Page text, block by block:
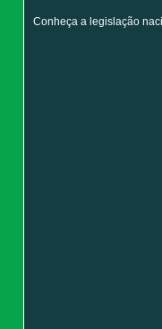
Conheça a legislação